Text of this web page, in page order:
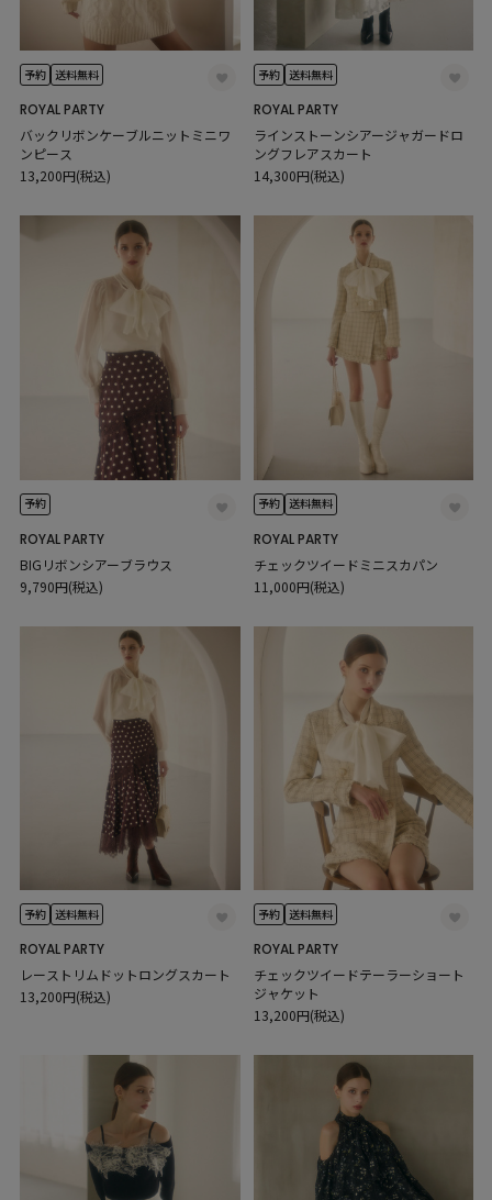
予約 送料無料
ROYAL PARTY
バックリボンケーブルニットミニワ
ンピース
13,200円(税込)
予約 送料無料
ROYAL PARTY
ラインストーンシアージャガードロ
ングフレアスカート
14,300円(税込)
予約
ROYAL PARTY
BIGリボンシアーブラウス
9,790円(税込)
予約 送料無料
ROYAL PARTY
チェックツイードミニスカパン
11,000円(税込)
予約 送料無料
ROYAL PARTY
レーストリムドットロングスカート
13,200円(税込)
予約 送料無料
ROYAL PARTY
チェックツイードテーラーショート
ジャケット
13,200円(税込)